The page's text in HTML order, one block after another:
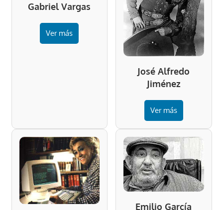
Gabriel Vargas
Ver más
José Alfredo
Jiménez
Ver más
Emilio García